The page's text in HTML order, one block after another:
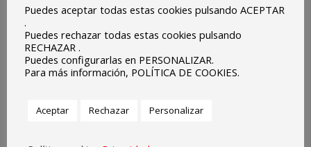
mis hijos.
Formación y valores en ‘familia’, no hay plan mejor
para empezar a andar la vida.
Puedes aceptar todas estas cookies pulsando ACEPTAR
.
Puedes rechazar todas estas cookies pulsando
RECHAZAR .
Puedes configurarlas en PERSONALIZAR.
Para más información, POLÍTICA DE COOKIES.
Aceptar Rechazar Personalizar